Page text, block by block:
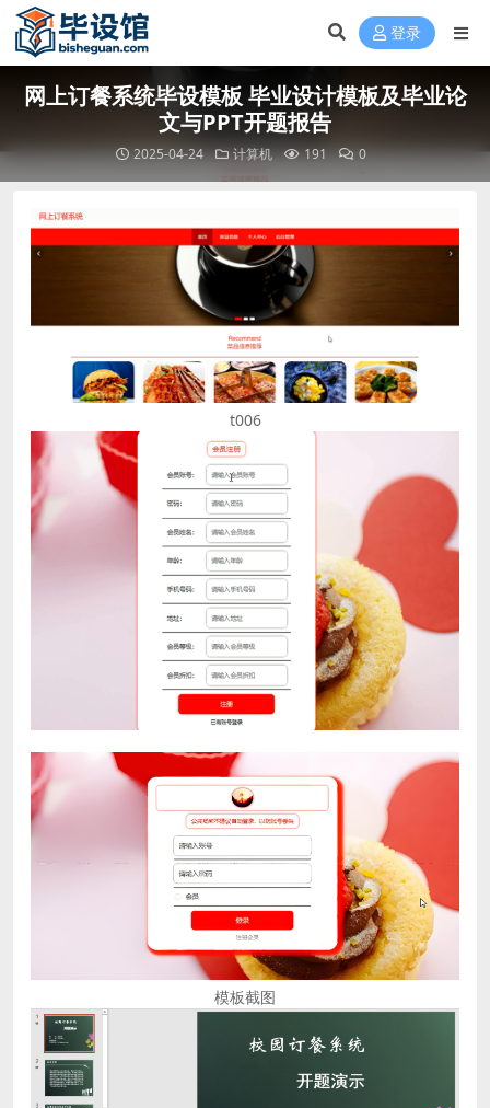
登录
网上订餐系统毕设模板 毕业设计模板及毕业论
文与PPT开题报告
2025-04-24 计算机 191 0
t006
模板截图